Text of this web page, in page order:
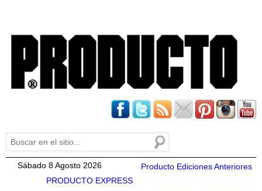
Formulario de búsqueda
Buscar
Sábado 8 Agosto 2026
Producto Ediciones Anteriores
PRODUCTO EXPRESS